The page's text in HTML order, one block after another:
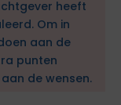
heeft
Om in
aan de
punten
de wensen.